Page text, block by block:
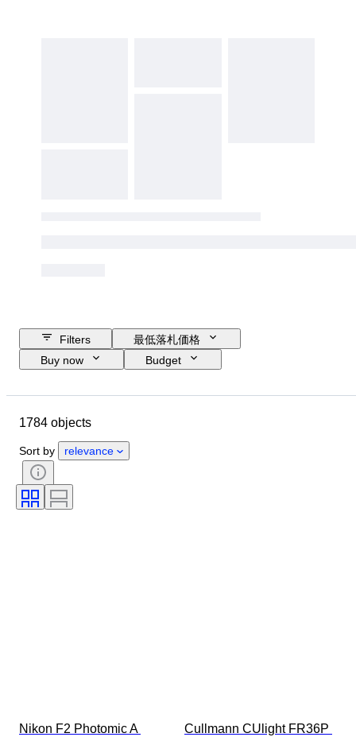
Filters
最低落札価格
Buy now
Budget
Country of origin
コンディション
スタイル
エディション
レンズマウント
1784 objects
Sort by relevance
Nikon F2 Photomic A
Cullmann CUlight FR36P